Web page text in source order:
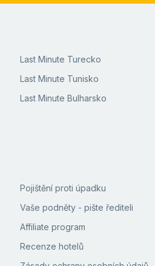
Last Minute Turecko
Last Minute Tunisko
Last Minute Bulharsko
Pojištění proti úpadku
Vaše podněty - pište řediteli
Affiliate program
Recenze hotelů